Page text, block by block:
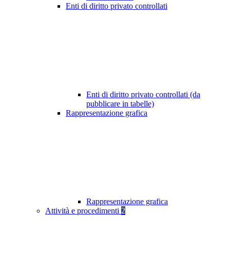
Enti di diritto privato controllati
Enti di diritto privato controllati (da
pubblicare in tabelle)
Rappresentazione grafica
Rappresentazione grafica
Attività e procedimenti 2